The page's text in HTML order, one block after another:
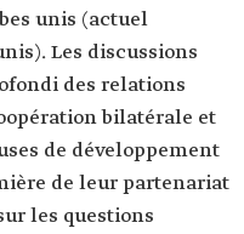
unis (actuel
Les discussions
des relations
bilatérale et
de développement
de leur partenariat
les questions